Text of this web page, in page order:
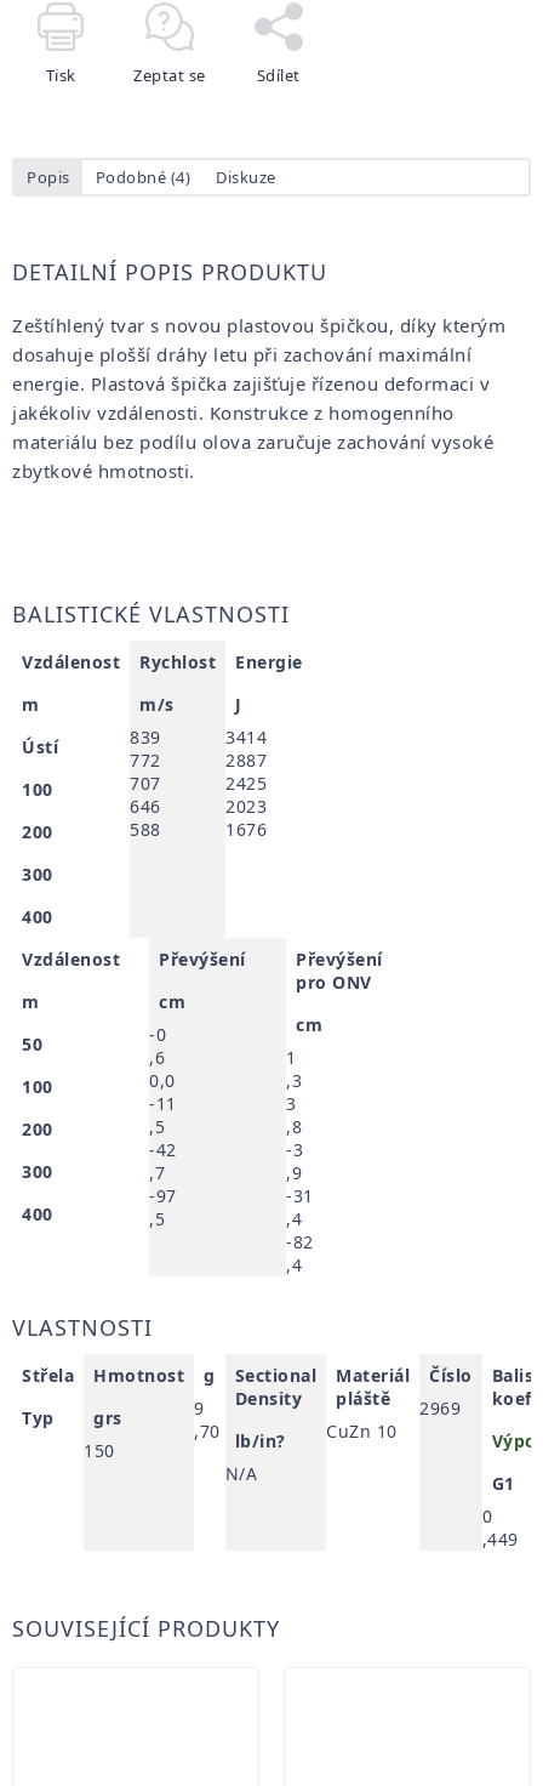
Tisk Zeptat se Sdílet
Popis Podobné (4) Diskuze
DETAILNÍ POPIS PRODUKTU
Zeštíhlený tvar s novou plastovou špičkou, díky kterým
dosahuje plošší dráhy letu při zachování maximální
energie. Plastová špička zajišťuje řízenou deformaci v
jakékoliv vzdálenosti. Konstrukce z homogenního
materiálu bez podílu olova zaručuje zachování vysoké
zbytkové hmotnosti.
BALISTICKÉ VLASTNOSTI
Vzdálenost
m
Ústí
100
200
300
400
Rychlost
m/s
839
772
707
646
588
Energie
J
3414
2887
2425
2023
1676
Vzdálenost
m
50
100
200
300
400
Převýšení
cm
-0
,6
0,0
-11
,5
-42
,7
-97
,5
Převýšení
pro ONV
cm
1
,3
3
,8
-3
,9
-31
,4
-82
,4
VLASTNOSTI
Střela
Typ
Hmotnost
grs
150
g
9
,70
Sectional
Density
lb/in?
N/A
Materiál
pláště
CuZn 10
Číslo
2969
G1
0
,449
SOUVISEJÍCÍ PRODUKTY